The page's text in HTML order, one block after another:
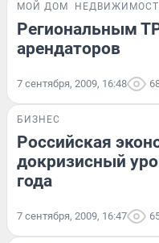
МОЙ ДОМ
Региональным
арендаторов
7 сентября, 2009, 16:48
БИЗНЕС
Российская
докризисный
года
7 сентября, 2009, 16:47